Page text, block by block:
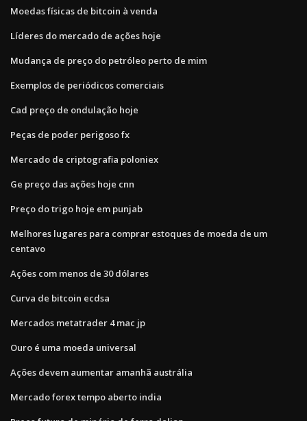
Moedas físicas de bitcoin à venda
Líderes do mercado de ações hoje
Mudança de preço do petróleo perto de mim
Exemplos de periódicos comerciais
Cad preço de ondulação hoje
Peças de poder perigoso fx
Mercado de criptografia poloniex
Ge preço das ações hoje cnn
Preço do trigo hoje em punjab
Melhores lugares para comprar estoques de moeda de um
centavo
Ações com menos de 30 dólares
Curva de bitcoin ecdsa
Mercados metatrader 4 mac jp
Ouro é uma moeda universal
Ações devem aumentar amanhã austrália
Mercado forex tempo aberto india